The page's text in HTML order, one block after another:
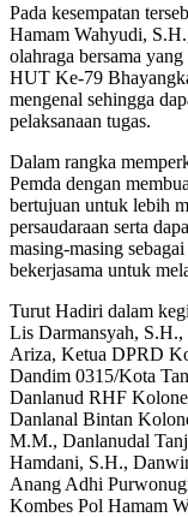
Pada kesempatan
Hamam Wahyudi,
olahraga bersama
HUT Ke-79
mengenal sehingga
pelaksanaan tugas.
Dalam rangka
Pemda dengan
bertujuan untuk lebih
persaudaraan serta
masing-masing
bekerjasama untuk
Turut Hadiri dalam
Lis Darmansyah,
Ariza, Ketua DPRD
Dandim 0315/Kota
Danlanud RHF
Danlanal Bintan
M.M., Danlanudal
Hamdani, S.H.,
Anang Adhi
Kombes Pol Hamam